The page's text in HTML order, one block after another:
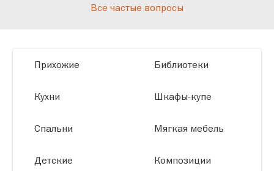
высокотехнологичному оборудованию
размерам.
Все частые вопросы
Прихожие
Кухни
Спальни
Детские
Библиотеки
Шкафы-купе
Мягкая мебель
Композиции